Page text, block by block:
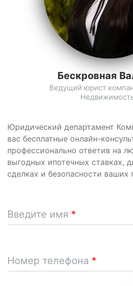
Юридический департамент
вас бесплатные онлайн-
профессионально ответив на
выгодных ипотечных ставках,
сделках и безопасности ваших
Введите имя
Номер телефона
Бескровная
Ведущий юрист